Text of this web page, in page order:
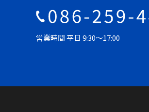
営業時間 平日 9:30～17:00